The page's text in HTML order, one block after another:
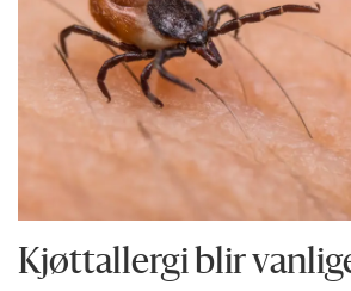
Kjøttallergi blir